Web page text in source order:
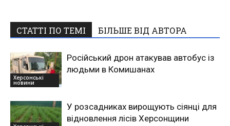
СТАТТІ ПО ТЕМІ БІЛЬШЕ ВІД АВТОРА
Херсонські
новини
Російський дрон атакував автобус із
людьми в Комишанах
У розсадниках вирощують сіянці для
відновлення лісів Херсонщини